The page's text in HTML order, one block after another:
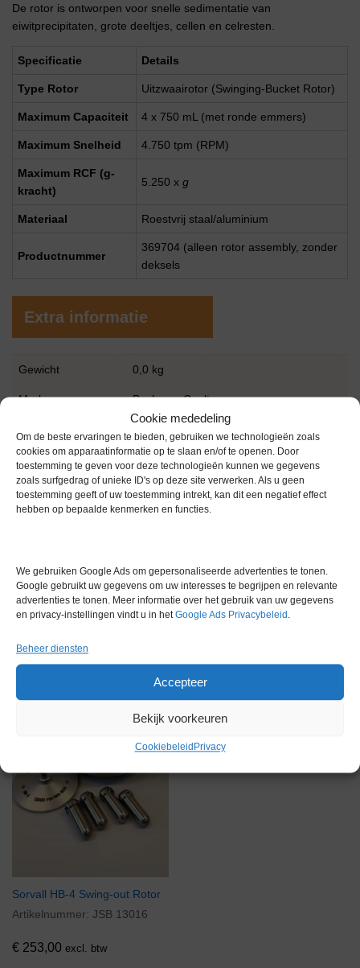
Cookie mededeling
Om de beste ervaringen te bieden, gebruiken we technologieën zoals
cookies om apparaatinformatie op te slaan en/of te openen. Door
toestemming te geven voor deze technologieën kunnen we gegevens
zoals surfgedrag of unieke ID's op deze site verwerken. Als u geen
toestemming geeft of uw toestemming intrekt, kan dit een negatief effect
hebben op bepaalde kenmerken en functies.
We gebruiken Google Ads om gepersonaliseerde advertenties te tonen.
Google gebruikt uw gegevens om uw interesses te begrijpen en relevante
advertenties te tonen. Meer informatie over het gebruik van uw gegevens
en privacy-instellingen vindt u in hetGoogle Ads Privacybeleid .
Beheer diensten
Accepteer
Bekijk voorkeuren
Cookiebeleid Privacy
De rotor is ontworpen voor snelle sedimentatie van
eiwitprecipitaten, grote deeltjes, cellen en celresten.
Specificatie Details
Type Rotor Uitzwaairotor (Swinging-Bucket Rotor)
Maximum Capaciteit 4 x 750 mL (met ronde emmers)
Maximum Snelheid 4.750 tpm (RPM)
Maximum RCF (g-
kracht)
5.250 xg
Materiaal Roestvrij staal/aluminium
Productnummer
369704 (alleen rotor assembly, zonder
deksels
Extra informatie
Gewicht 0,0 kg
Merk Beckman Coulter
Gebruikt in goede conditie
Garantie 1 maand
Gerelateerde producten
Via bemiddeling
Sorvall HB-4 Swing-out Rotor
Artikelnummer: JSB 13016
€ 253,00 excl. btw